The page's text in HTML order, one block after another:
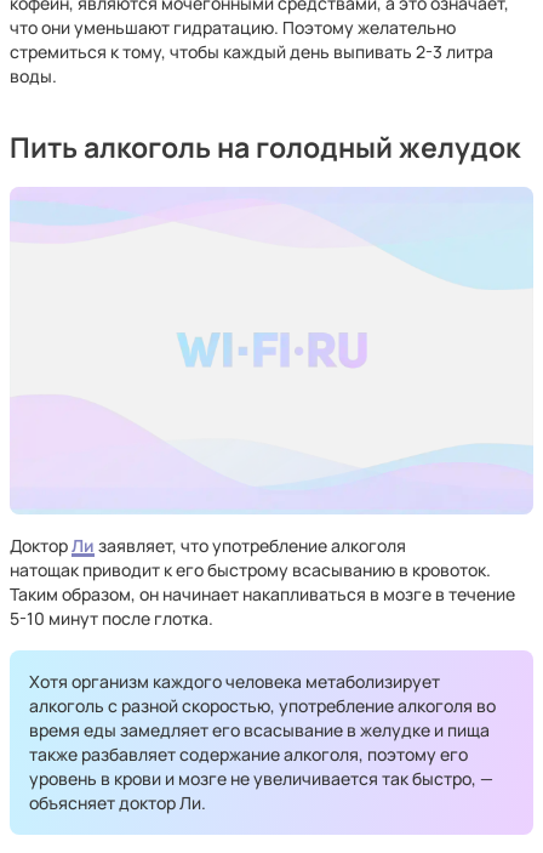
что они уменьшают гидратацию. Поэтому желательно
стремиться к тому, чтобы каждый день выпивать 2-3 литра
воды.
Пить алкоголь на голодный желудок
ДокторЛи заявляет, что употребление алкоголя
натощак приводит к его быстрому всасыванию в кровоток.
Таким образом, он начинает накапливаться в мозге в течение
5-10 минут после глотка.
Хотя организм каждого человека метаболизирует
алкоголь с разной скоростью, употребление алкоголя во
время еды замедляет его всасывание в желудке и пища
также разбавляет содержание алкоголя, поэтому его
уровень в крови и мозге не увеличивается так быстро, —
объясняет доктор Ли.